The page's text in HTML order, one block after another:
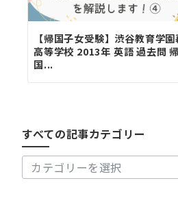
【帰国子女受験】渋谷教育学
高等学校 2013年 英語 過去問 帰
国...
すべての記事カテゴリー
す
記
事